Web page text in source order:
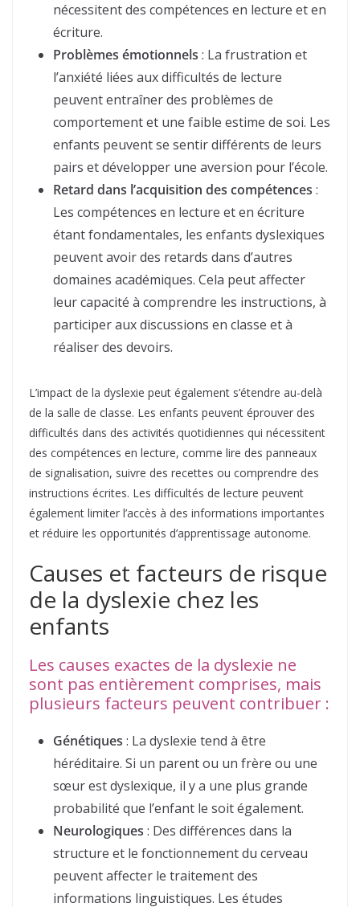
nécessitent des compétences en lecture et en
écriture.
Problèmes émotionnels : La frustration et
l’anxiété liées aux difficultés de lecture
peuvent entraîner des problèmes de
comportement et une faible estime de soi. Les
enfants peuvent se sentir différents de leurs
pairs et développer une aversion pour l’école.
Retard dans l’acquisition des compétences :
Les compétences en lecture et en écriture
étant fondamentales, les enfants dyslexiques
peuvent avoir des retards dans d’autres
domaines académiques. Cela peut affecter
leur capacité à comprendre les instructions, à
participer aux discussions en classe et à
réaliser des devoirs.
L’impact de la dyslexie peut également s’étendre au-delà
de la salle de classe. Les enfants peuvent éprouver des
difficultés dans des activités quotidiennes qui nécessitent
des compétences en lecture, comme lire des panneaux
de signalisation, suivre des recettes ou comprendre des
instructions écrites. Les difficultés de lecture peuvent
également limiter l’accès à des informations importantes
et réduire les opportunités d’apprentissage autonome.
Causes et facteurs de risque
de la dyslexie chez les
enfants
Les causes exactes de la dyslexie ne
sont pas entièrement comprises, mais
plusieurs facteurs peuvent contribuer :
Génétiques : La dyslexie tend à être
héréditaire. Si un parent ou un frère ou une
sœur est dyslexique, il y a une plus grande
probabilité que l’enfant le soit également.
Neurologiques : Des différences dans la
structure et le fonctionnement du cerveau
peuvent affecter le traitement des
informations linguistiques. Les études